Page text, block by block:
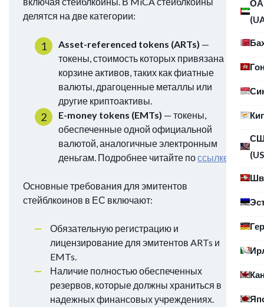
делятся на две категории:
Asset-referenced tokens (ARTs) —
токены, стоимость которых привязана к
корзине активов, таких как фиатные
валюты, драгоценные металлы или
другие криптоактивы.
E-money tokens (EMTs) — токены,
обеспеченные одной официальной
валютой, аналогичные электронным
деньгам. Подробнее читайте поссылке
Основные требования для эмитентов
стейблкоинов в ЕС включают:
Обязательную регистрацию и
лицензирование для эмитентов ARTs и
EMTs.
Наличие полностью обеспеченных
резервов, которые должны храниться в
надежных финансовых учреждениях.